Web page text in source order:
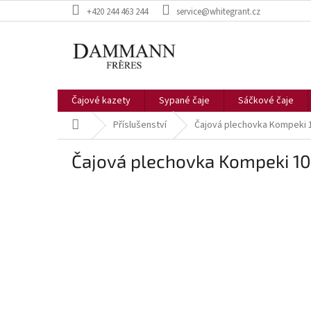
na
+420 244 463 244 service@whitegrant.cz
Čajové kazety Sypané čaje Sáčkové čaje
Domů Příslušenství Čajová plechovka Kompeki
Čajová plechovka Kompeki